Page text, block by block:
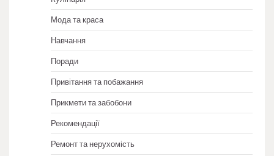
Мода та краса
Навчання
Поради
Привітання та побажання
Прикмети та забобони
Рекомендації
Ремонт та нерухомість